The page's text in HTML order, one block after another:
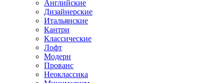
Английские
Дизайнерские
Итальянские
Кантри
Классические
Лофт
Модерн
Прованс
Неоклассика